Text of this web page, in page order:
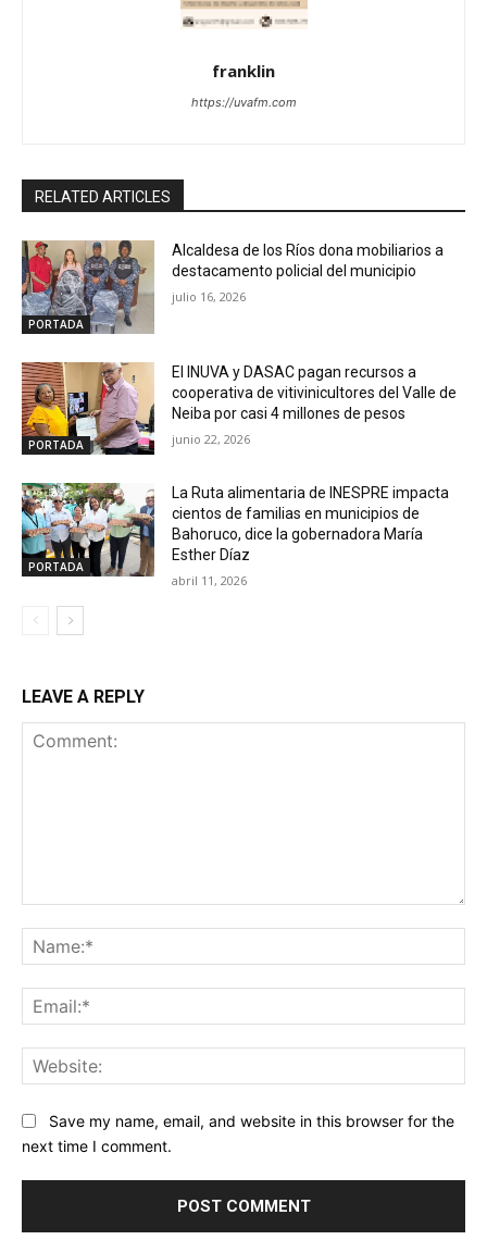
franklin
https://uvafm.com
RELATED ARTICLES
PORTADA
Alcaldesa de los Ríos dona mobiliarios a
destacamento policial del municipio
julio 16, 2026
PORTADA
El INUVA y DASAC pagan recursos a
cooperativa de vitivinicultores del Valle de
Neiba por casi 4 millones de pesos
junio 22, 2026
PORTADA
La Ruta alimentaria de INESPRE impacta
cientos de familias en municipios de
Bahoruco, dice la gobernadora María
Esther Díaz
abril 11, 2026
LEAVE A REPLY
Save my name, email, and website in this browser for the
next time I comment.